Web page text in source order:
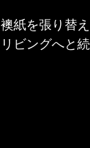
襖紙を張り替
リビングへと